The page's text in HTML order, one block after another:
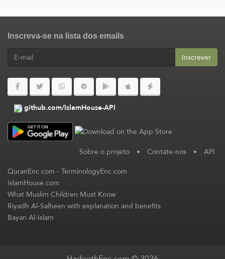
Inscreva-se na lista dos emails
Inscrever
github.com/IslamHouse-API
Sobre o projeto • Contate-nos • API
QuranEnc.com-TerminologyEnc.com
IslamHouse.com
What Muslim Children Must Know
Riyadh Al-Salheen with explanation and benefits
Bayan Al-Islam